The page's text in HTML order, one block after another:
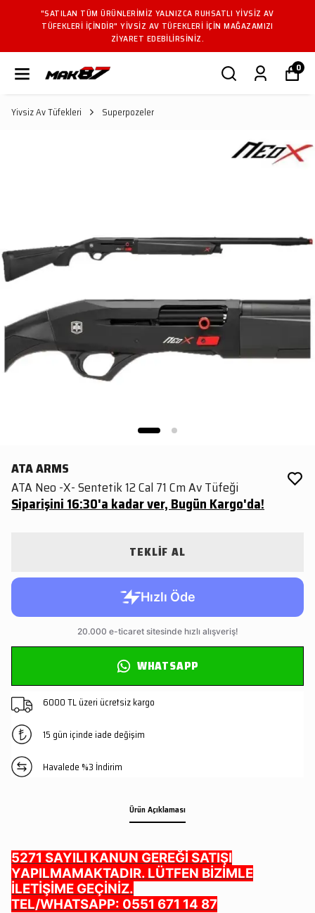
"SATILAN TÜM ÜRÜNLERIMIZ YALNIZCA RUHSATLI YIVSIZ AV
TÜFEKLERI IÇINDIR" YIVSIZ AV TÜFEKLERI IÇIN MAĞAZAMIZI
ZIYARET EDEBILIRSINIZ.
0
Yivsiz Av Tüfekleri Superpozeler
ATA ARMS
ATA Neo -X- Sentetik 12 Cal 71 Cm Av Tüfeği
Siparişini 16:30'a kadar ver, Bugün Kargo'da!
TEKLİF AL
WHATSAPP
6000 TL üzeri ücretsiz kargo
15 gün içinde iade değişim
Havalede %3 İndirim
Ürün Açıklaması
5271 SAYILI KANUN GEREĞİ SATIŞI
YAPILMAMAKTADIR. LÜTFEN BİZİMLE
İLETİŞİME GEÇİNİZ.
TEL/WHATSAPP: 0551 671 14 87